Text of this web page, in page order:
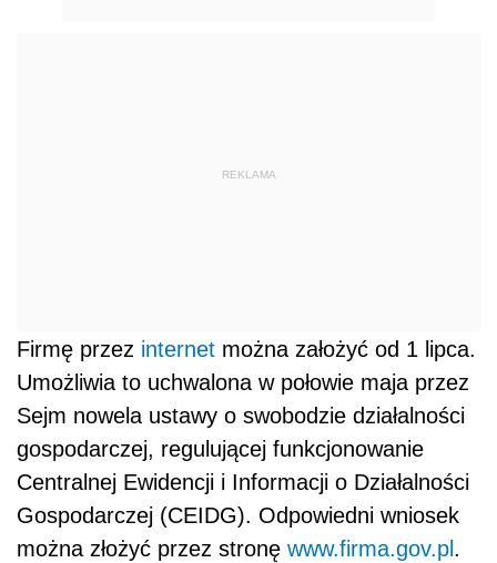
REKLAMA
Firmę przez internet można założyć od 1 lipca.
Umożliwia to uchwalona w połowie maja przez
Sejm nowela ustawy o swobodzie działalności
gospodarczej, regulującej funkcjonowanie
Centralnej Ewidencji i Informacji o Działalności
Gospodarczej (CEIDG). Odpowiedni wniosek
można złożyć przez stronę www.firma.gov.pl .